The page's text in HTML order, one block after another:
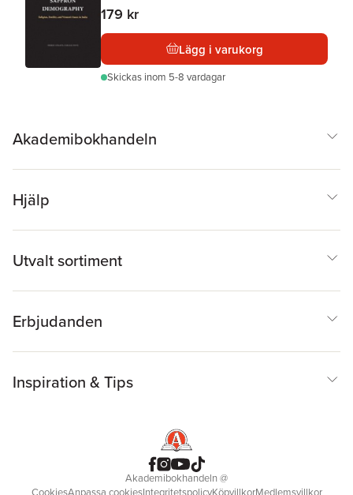
179 kr
Lägg i varukorg
Skickas inom 5-8 vardagar
Akademibokhandeln
Hjälp
Utvalt sortiment
Erbjudanden
Inspiration & Tips
Akademibokhandeln@